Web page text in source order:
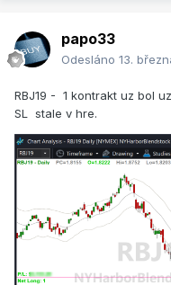
papo33
Odesláno 13.
RBJ19 - 1 kontrakt uz bol
SL stale v hre.